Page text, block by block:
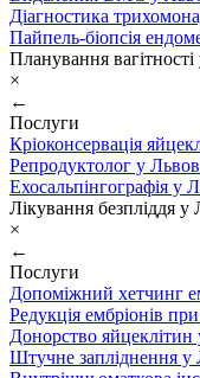
Діагностика
Пайпель-біопсія
Планування вагітності
×
←
Послуги
Кріоконсервація
Репродуктолог у
Ехосальпінгографія у
Лікування безпліддя у
×
←
Послуги
Допоміжний хетчинг
Редукція ембріонів при
Донорство яйцеклітин
Штучне запліднення у